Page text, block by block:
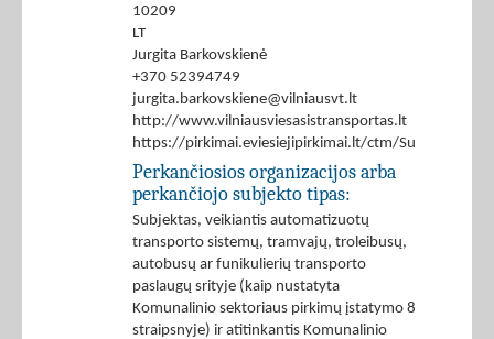
10209
LT
Jurgita Barkovskienė
+370 52394749
jurgita.barkovskiene@vilniausvt.lt
http://www.vilniausviesasistransportas.lt
https://pirkimai.eviesiejipirkimai.lt/ctm/Supplier/
Perkančiosios organizacijos arba
perkančiojo subjekto tipas:
Subjektas, veikiantis automatizuotų
transporto sistemų, tramvajų, troleibusų,
autobusų ar funikulierių transporto
paslaugų srityje (kaip nustatyta
Komunalinio sektoriaus pirkimų įstatymo 8
straipsnyje) ir atitinkantis Komunalinio